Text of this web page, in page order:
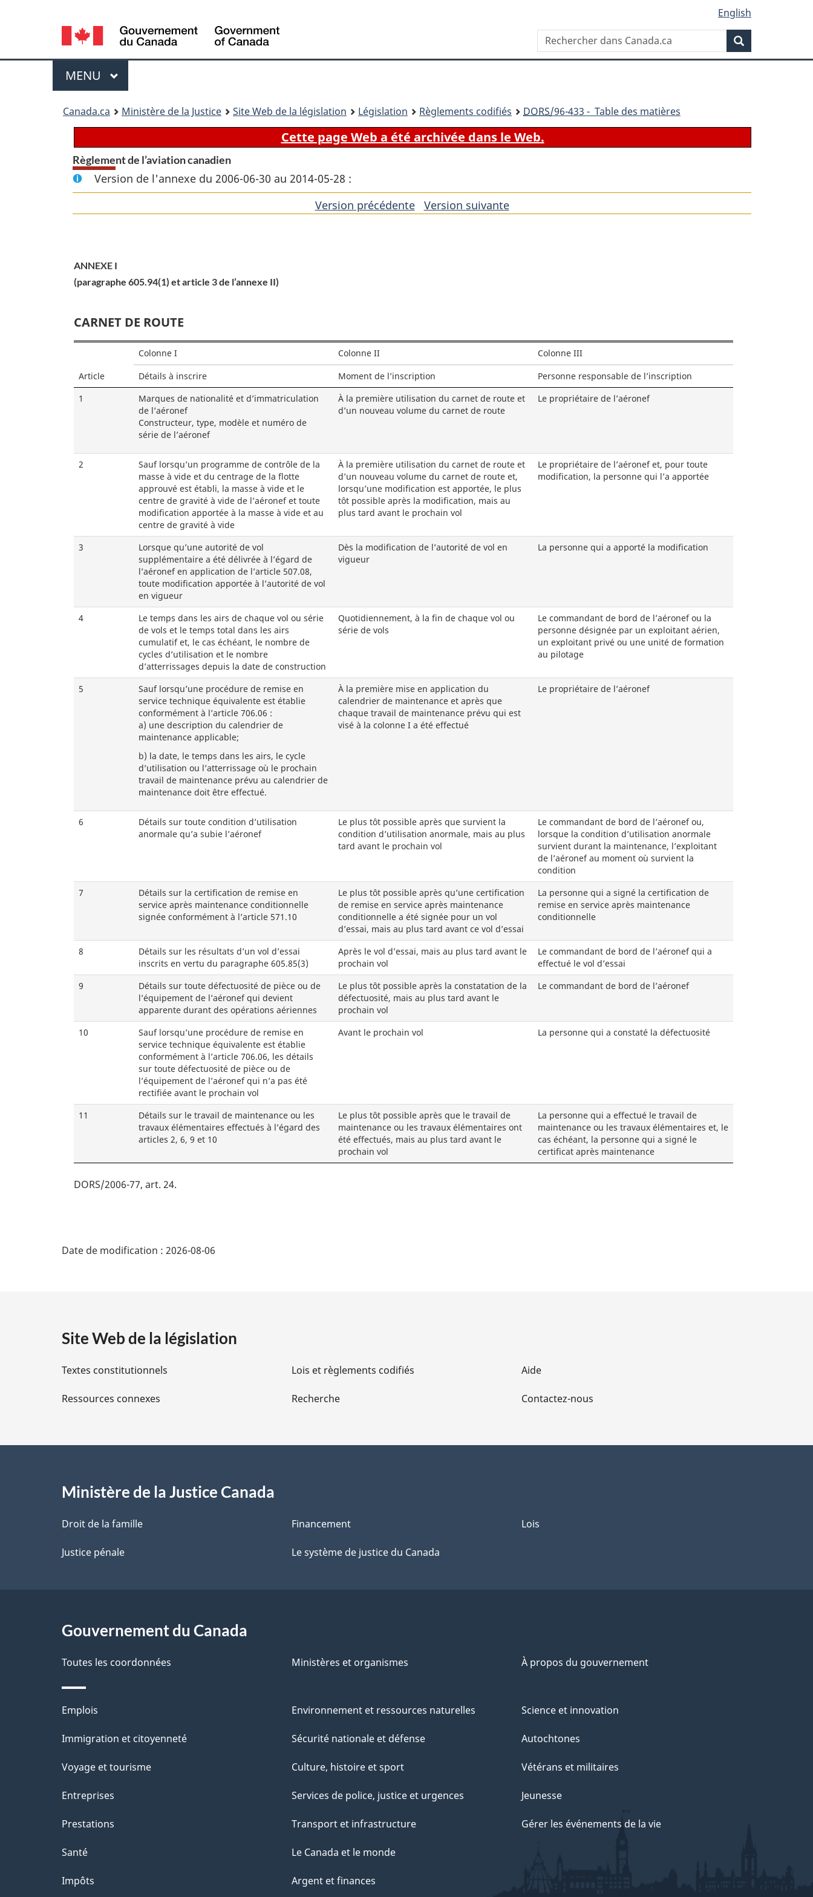
principal
À
site
version
Language
selection
English
Rechercher
dans
Canada.ca
Menu
MENU PRINCIPAL
Canada.ca Ministère de la Justice Site Web de la législation Législation Règlements codifiés DORS/96-433 - Table des matières
Cette page Web a été archivée dans le Web.
Règlement de l’aviation canadien
Version de l'annexe du 2006-06-30 au 2014-05-28 :
Version précédentedeVersion suivantede
ANNEXE I
(paragraphe 605.94(1) et article 3 de l’annexe II)
CARNET DE ROUTE
Article
Colonne I Colonne II
Colonne III
Détails à inscrire
Moment de l’inscription
Personne responsable de l’inscription
1
Marques de nationalité et d’immatriculation
de l’aéronef
Constructeur, type, modèle et numéro de
série de l’aéronef
À la première utilisation du carnet de route et
d’un nouveau volume du carnet de route
Le propriétaire de l’aéronef
2
Sauf lorsqu’un programme de contrôle de la
masse à vide et du centrage de la flotte
approuvé est établi, la masse à vide et le
centre de gravité à vide de l’aéronef et toute
modification apportée à la masse à vide et au
centre de gravité à vide
À la première utilisation du carnet de route et
d’un nouveau volume du carnet de route et,
lorsqu’une modification est apportée, le plus
tôt possible après la modification, mais au
plus tard avant le prochain vol
Le propriétaire de l’aéronef et, pour toute
modification, la personne qui l’a apportée
3
Lorsque qu’une autorité de vol
supplémentaire a été délivrée à l’égard de
l’aéronef en application de l’article 507.08,
toute modification apportée à l’autorité de vol
en vigueur
Dès la modification de l’autorité de vol en
vigueur
La personne qui a apporté la modification
4
Le temps dans les airs de chaque vol ou série
de vols et le temps total dans les airs
cumulatif et, le cas échéant, le nombre de
cycles d’utilisation et le nombre
d’atterrissages depuis la date de construction
Quotidiennement, à la fin de chaque vol ou
série de vols
Le commandant de bord de l’aéronef ou la
personne désignée par un exploitant aérien,
un exploitant privé ou une unité de formation
au pilotage
5
Sauf lorsqu’une procédure de remise en
service technique équivalente est établie
conformément à l’article 706.06 :
a) une description du calendrier de
maintenance applicable;
b) la date, le temps dans les airs, le cycle
d’utilisation ou l’atterrissage où le prochain
travail de maintenance prévu au calendrier de
maintenance doit être effectué.
À la première mise en application du
calendrier de maintenance et après que
chaque travail de maintenance prévu qui est
visé à la colonne I a été effectué
Le propriétaire de l’aéronef
6
Détails sur toute condition d’utilisation
anormale qu’a subie l’aéronef
Le plus tôt possible après que survient la
condition d’utilisation anormale, mais au plus
tard avant le prochain vol
Le commandant de bord de l’aéronef ou,
lorsque la condition d’utilisation anormale
survient durant la maintenance, l’exploitant
de l’aéronef au moment où survient la
condition
7
Détails sur la certification de remise en
service après maintenance conditionnelle
signée conformément à l’article 571.10
Le plus tôt possible après qu’une certification
de remise en service après maintenance
conditionnelle a été signée pour un vol
d’essai, mais au plus tard avant ce vol d’essai
La personne qui a signé la certification de
remise en service après maintenance
conditionnelle
8
Détails sur les résultats d’un vol d’essai
inscrits en vertu du paragraphe 605.85(3)
Après le vol d’essai, mais au plus tard avant le
prochain vol
Le commandant de bord de l’aéronef qui a
effectué le vol d’essai
9
Détails sur toute défectuosité de pièce ou de
l’équipement de l’aéronef qui devient
apparente durant des opérations aériennes
Le plus tôt possible après la constatation de la
défectuosité, mais au plus tard avant le
prochain vol
Le commandant de bord de l’aéronef
10
Sauf lorsqu’une procédure de remise en
service technique équivalente est établie
conformément à l’article 706.06, les détails
sur toute défectuosité de pièce ou de
l’équipement de l’aéronef qui n’a pas été
rectifiée avant le prochain vol
Avant le prochain vol La personne qui a constaté la défectuosité
11
Détails sur le travail de maintenance ou les
travaux élémentaires effectués à l’égard des
articles 2, 6, 9 et 10
Le plus tôt possible après que le travail de
maintenance ou les travaux élémentaires ont
été effectués, mais au plus tard avant le
prochain vol
La personne qui a effectué le travail de
maintenance ou les travaux élémentaires et, le
cas échéant, la personne qui a signé le
certificat après maintenance
DORS/2006-77, art. 24
i
l
s
l
a
p
e
Date de modification : 2026-08-06
Site Web de la législation
Textes constitutionnels
Ressources connexes
Lois et règlements codifiés
Recherche
Aide
Contactez-nous
Ministère de la Justice Canada
Droit de la famille
Justice pénale
Financement
Le système de justice du Canada
Lois
Gouvernement du Canada
Toutes les coordonnées Ministères et organismes À propos du gouvernement
Thèmes
et
Emplois
Immigration et citoyenneté
Voyage et tourisme
Entreprises
Prestations
Santé
Impôts
Environnement et ressources naturelles
Sécurité nationale et défense
Culture, histoire et sport
Services de police, justice et urgences
Transport et infrastructure
Le Canada et le monde
Argent et finances
Science et innovation
Autochtones
Vétérans et militaires
Jeunesse
Gérer les événements de la vie